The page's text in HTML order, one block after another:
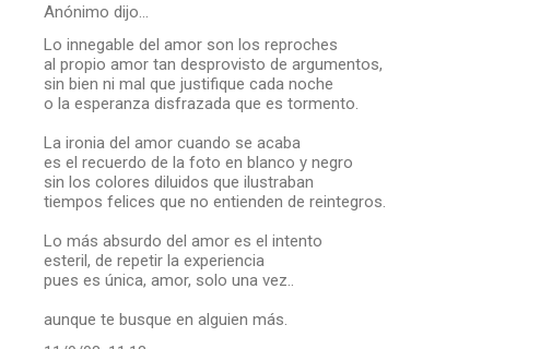
Anónimo dijo…
Lo innegable del amor son los reproches
al propio amor tan desprovisto de argumentos,
sin bien ni mal que justifique cada noche
o la esperanza disfrazada que es tormento.
La ironia del amor cuando se acaba
es el recuerdo de la foto en blanco y negro
sin los colores diluidos que ilustraban
tiempos felices que no entienden de reintegros.
Lo más absurdo del amor es el intento
esteril, de repetir la experiencia
pues es única, amor, solo una vez..
aunque te busque en alguien más.